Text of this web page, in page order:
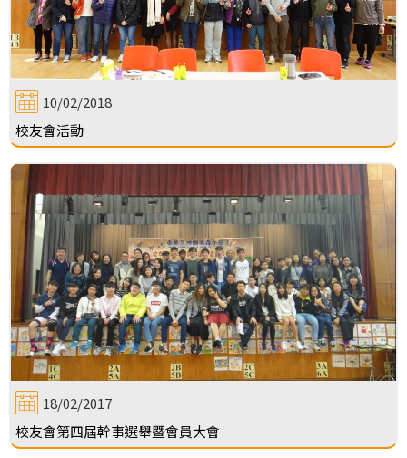
10/02/2018
校友會活動
18/02/2017
校友會第四屆幹事選舉暨會員大會